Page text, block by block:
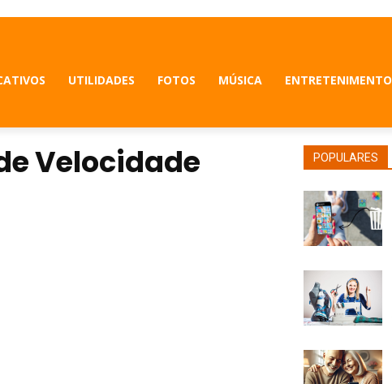
UTILIDADES FOTOS MÚSICA ENTRETENIMENTO
Velocidade
POPULARES